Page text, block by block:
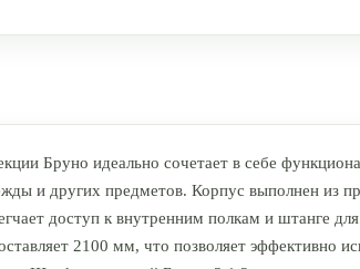
Бруно идеально сочетает в себе
и других предметов. Корпус выполнен
доступ к внутренним полкам и штанге
2100 мм, что позволяет эффективно